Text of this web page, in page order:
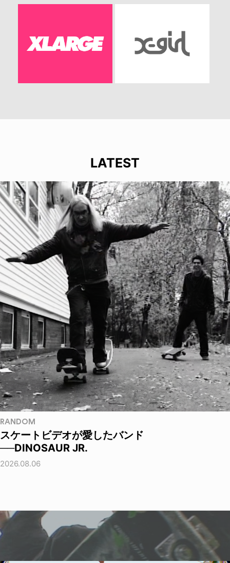
LATEST
RANDOM
スケートビデオが愛したバンド
──DINOSAUR JR.
2026.08.06